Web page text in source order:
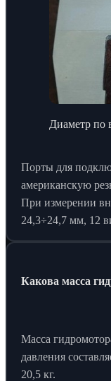
Диаметр по
Порты для
американскую
При измерении
24,3÷24,7 мм, 12
Какова масса
Масса
давления
20,5 кг.